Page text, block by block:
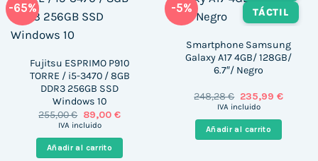
-65%
Fujitsu ESPRIMO P910
TORRE / i5-3470 / 8GB
DDR3 256GB SSD
Windows 10
255,00€ El
precio
era:
255,00 €.
89,00 €El
es:
89,00 €.
IVA incluido
Añadir al carrito
-5%
TÁCTIL
Smartphone Samsung
Galaxy A17 4GB/ 128GB/
6.7″/ Negro
248,28€ El
precio
era:
248,28 €.
235,99 €El
IVA incluido
Añadir al carrito